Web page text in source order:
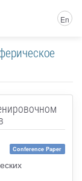
En
Conference Paper